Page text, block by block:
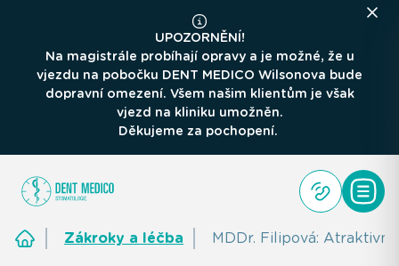
UPOZORNĚNÍ!
Na magistrále probíhají opravy a je možné, že u
vjezdu na pobočku DENT MEDICO Wilsonova bude
dopravní omezení. Všem našim klientům je však
vjezd na kliniku umožněn.
Děkujeme za pochopení.
Zákroky a léčba MDDr. Filipová: